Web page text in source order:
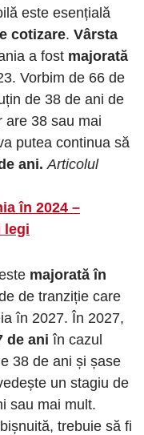
este esențială
cotizare. Vârsta
a fost majorată
Vorbim de 66 de
de 38 de ani de
are 38 sau mai
putea continua să
ani. Articolul
în 2024 –
legi
majorată în
de tranziție care
în 2027. În 2027,
de ani în cazul
38 de ani și șase
un stagiu de
sau mai mult.
trebuie să fi